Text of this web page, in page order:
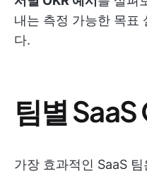
내는 측정 가능한 목표
다.
팀별 SaaS
가장 효과적인 SaaS